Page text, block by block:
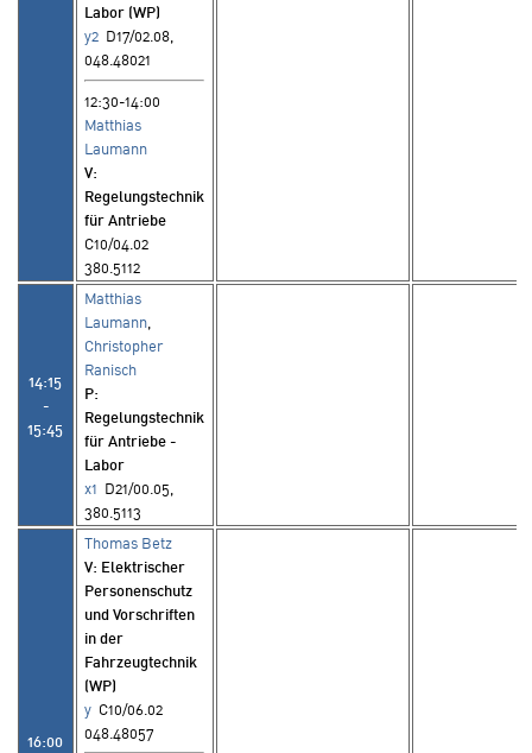
Labor (WP)
y2 D17/02.08,
048.48021
12:30-14:00
Matthias
Laumann
V:
Regelungstechnik
für Antriebe
C10/04.02
380.5112
14:15
-
15:45
Matthias
Laumann
Christopher
Ranisch
P:
Regelungstechnik
für Antriebe -
Labor
x1 D21/00.05,
380.5113
16:00
Thomas Betz
V: Elektrischer
Personenschutz
und Vorschriften
in der
Fahrzeugtechnik
(WP)
y C10/06.02
048.48057